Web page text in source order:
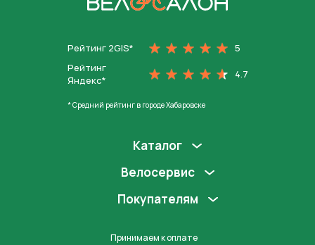
Рейтинг 2GIS*
5
Рейтинг
Яндекс*
4.7
* Средний рейтинг в городе Хабаровске
Каталог
Велосервис
Покупателям
Принимаем к оплате